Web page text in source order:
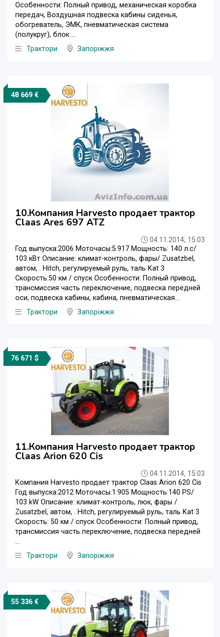
Особенности: Полный привод, механическая коробка
передач, Воздушная подвеска кабины сиденья,
обогреватель, ЭМК, пневматическая система
(полукруг), блок ...
Трактори
Запоріжжя
48 669 €
10.Компания Harvesto продает трактор
Claas Ares 697 ATZ
04.11.2014, 15:03
Год выпуска:2006 Моточасы:5.917 Мощность: 140 л.с/
103 кВт Описание: климат-контроль, фары/ Zusatzbel,
автом, . Hitch, регулируемый руль, таль Kat 3
Скорость:50 км / спуск Особенности: Полный привод,
трансмиссия часть переключение, подвеска передней
оси, подвеска кабины, кабина, пневматическая...
Трактори
Запоріжжя
76 671 $
11.Компания Harvesto продает трактор
Claas Arion 620 Cis
04.11.2014, 15:03
Компания Harvesto продает трактор Claas Arion 620 Cis
Год выпуска:2012 Моточасы:1.905 Мощность:140 PS/
103 kW Описание: климат-контроль, люк, фары /
Zusatzbel, автом, . Hitch, регулируемый руль, таль Kat 3
Скорость: 50 км / спуск Особенности: Полный привод,
трансмиссия часть переключение, подвеска передней
...
Трактори
Запоріжжя
55 336 €